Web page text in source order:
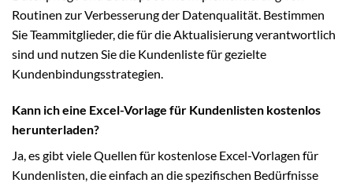
Routinen zur Verbesserung der Datenqualität. Bestimmen
Sie Teammitglieder, die für die Aktualisierung verantwortlich
sind und nutzen Sie die Kundenliste für gezielte
Kundenbindungsstrategien.
Kann ich eine Excel-Vorlage für Kundenlisten kostenlos
herunterladen?
Ja, es gibt viele Quellen für kostenlose Excel-Vorlagen für
Kundenlisten, die einfach an die spezifischen Bedürfnisse